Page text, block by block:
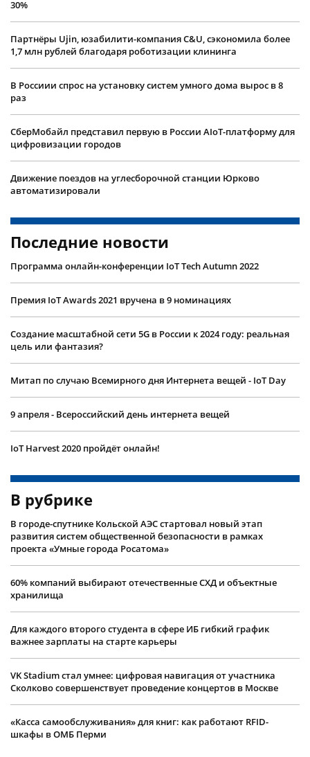
30%
Партнёры Ujin, юзабилити-компания C&U, сэкономила более
1,7 млн рублей благодаря роботизации клининга
В Россиии спрос на установку систем умного дома вырос в 8
раз
СберМобайл представил первую в России AIoT-платформу для
цифровизации городов
Движение поездов на углесборочной станции Юрково
автоматизировали
Последние новости
Программа онлайн-конференции IoT Tech Autumn 2022
Премия IoT Awards 2021 вручена в 9 номинациях
Создание масштабной сети 5G в России к 2024 году: реальная
цель или фантазия?
Митап по случаю Всемирного дня Интернета вещей - IoT Day
9 апреля - Всероссийский день интернета вещей
IoT Harvest 2020 пройдёт онлайн!
В рубрике
В городе-спутнике Кольской АЭС стартовал новый этап
развития систем общественной безопасности в рамках
проекта «Умные города Росатома»
60% компаний выбирают отечественные СХД и объектные
хранилища
Для каждого второго студента в сфере ИБ гибкий график
важнее зарплаты на старте карьеры
VK Stadium стал умнее: цифровая навигация от участника
Сколково совершенствует проведение концертов в Москве
«Касса самообслуживания» для книг: как работают RFID-
шкафы в ОМБ Перми